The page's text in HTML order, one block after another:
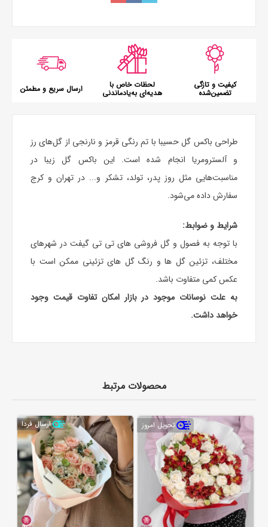
کیفیت و تازگی
تضمین‌شده
لحظات خاص با
هدیه‌ای به‌یادماندنی ارسال سریع و مطمئن
طراحی باکس گل حسیبا با تم رنگی قرمز و نارنجی از گل‌های رز
و آلسترومریا انجام شده است. این باکس گل زیبا در
مناسبت‌هایی مثل روز پدر، تولد، تشکر و... در تهران و کرج
سفارش داده می‌شود.
شرایط و ضوابط:
با توجه به فصول و گل فروشی های تی تی گیفت در شهرهای
مختلف، تزئین گل ها و رنگ گل های تزئینی ممکن است با
عکس کمی متفاوت باشد.
به علت نوسانات موجود در بازار امکان تفاوت قیمت وجود
خواهد داشت.
محصولات مرتبط
تحویل امروز ارسال فردا